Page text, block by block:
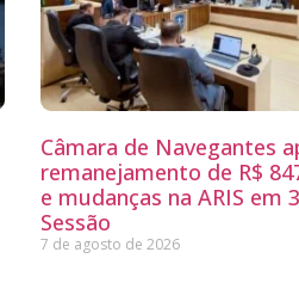
Câmara de Navegantes
remanejamento de R$
e mudanças na ARIS em
Sessão
7 de agosto de 2026